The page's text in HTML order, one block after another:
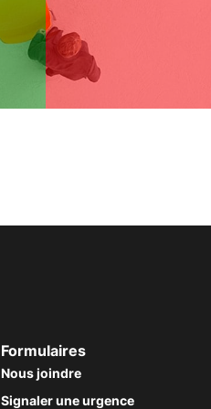
Formulaires
Nous joindre
Signaler une urgence